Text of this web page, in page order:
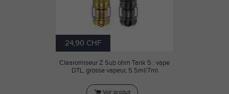
24,90 CHF
Clearomiseur Z Sub ohm Tank 5 : vape
DTL, grosse vapeur, 5.5ml/7ml
Voir produit